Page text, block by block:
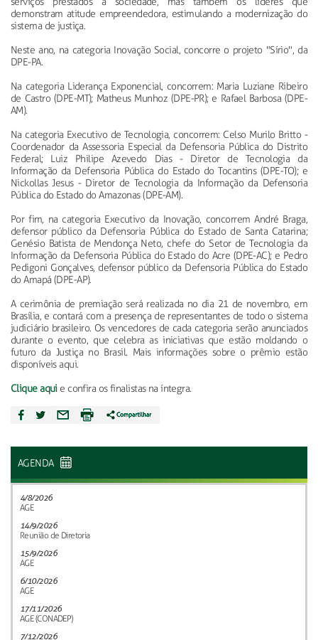
demonstram atitude empreendedora, estimulando a modernização do
sistema de justiça.
Neste ano, na categoria Inovação Social, concorre o projeto "Sírio", da
DPE-PA.
Na categoria Liderança Exponencial, concorrem: Maria Luziane Ribeiro
de Castro (DPE-MT); Matheus Munhoz (DPE-PR); e Rafael Barbosa (DPE-
AM).
Na categoria Executivo de Tecnologia, concorrem: Celso Murilo Britto -
Coordenador da Assessoria Especial da Defensoria Pública do Distrito
Federal; Luiz Philipe Azevedo Dias - Diretor de Tecnologia da
Informação da Defensoria Pública do Estado do Tocantins (DPE-TO); e
Nickollas Jesus - Diretor de Tecnologia da Informação da Defensoria
Pública do Estado do Amazonas (DPE-AM).
Por fim, na categoria Executivo da Inovação, concorrem André Braga,
defensor público da Defensoria Pública do Estado de Santa Catarina;
Genésio Batista de Mendonça Neto, chefe do Setor de Tecnologia da
Informação da Defensoria Pública do Estado do Acre (DPE-AC); e Pedro
Pedigoni Gonçalves, defensor público da Defensoria Pública do Estado
do Amapá (DPE-AP).
A cerimônia de premiação será realizada no dia 21 de novembro, em
Brasília, e contará com a presença de representantes de todo o sistema
judiciário brasileiro. Os vencedores de cada categoria serão anunciados
durante o evento, que celebra as iniciativas que estão moldando o
futuro da Justiça no Brasil. Mais informações sobre o prêmio estão
disponíveis aqui.
Clique aqui e confira os finalistas na íntegra.
AGENDA
4/8/2026
AGE
14/9/2026
Reunião de Diretoria
15/9/2026
AGE
6/10/2026
AGE
17/11/2026
AGE (CONADEP)
7/12/2026